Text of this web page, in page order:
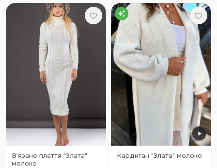
В'язане плаття "Злата"
молоко
Кардиган "Злата" молоко